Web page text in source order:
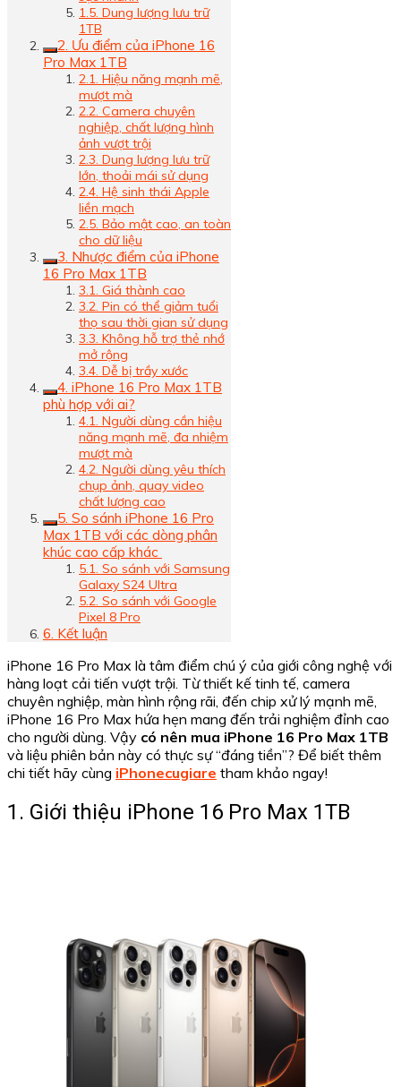
1.5. Dung lượng lưu trữ
1TB
2. Ưu điểm của iPhone 16
Pro Max 1TB
2.1. Hiệu năng mạnh mẽ,
mượt mà
2.2. Camera chuyên
nghiệp, chất lượng hình
ảnh vượt trội
2.3. Dung lượng lưu trữ
lớn, thoải mái sử dụng
2.4. Hệ sinh thái Apple
liền mạch
2.5. Bảo mật cao, an toàn
cho dữ liệu
3. Nhược điểm của iPhone
16 Pro Max 1TB
3.1. Giá thành cao
3.2. Pin có thể giảm tuổi
thọ sau thời gian sử dụng
3.3. Không hỗ trợ thẻ nhớ
mở rộng
3.4. Dễ bị trầy xước
4. iPhone 16 Pro Max 1TB
phù hợp với ai?
4.1. Người dùng cần hiệu
năng mạnh mẽ, đa nhiệm
mượt mà
4.2. Người dùng yêu thích
chụp ảnh, quay video
chất lượng cao
5. So sánh iPhone 16 Pro
Max 1TB với các dòng phân
khúc cao cấp khác
5.1. So sánh với Samsung
Galaxy S24 Ultra
5.2. So sánh với Google
Pixel 8 Pro
6. Kết luận
iPhone 16 Pro Max là tâm điểm chú ý của giới công nghệ với
hàng loạt cải tiến vượt trội. Từ thiết kế tinh tế, camera
chuyên nghiệp, màn hình rộng rãi, đến chip xử lý mạnh mẽ,
iPhone 16 Pro Max hứa hẹn mang đến trải nghiệm đỉnh cao
cho người dùng. Vậy có nên mua iPhone 16 Pro Max 1TB
và liệu phiên bản này có thực sự “đáng tiền”? Để biết thêm
chi tiết hãy cùng iPhonecugiare tham khảo ngay!
1. Giới thiệu iPhone 16 Pro Max 1TB